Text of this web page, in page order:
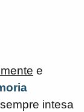
e
intesa